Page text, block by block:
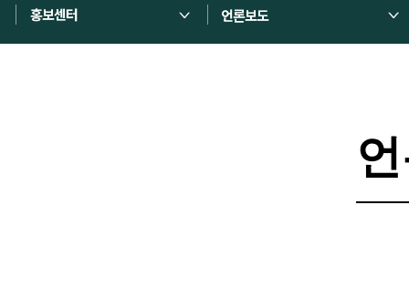
홍보센터 언론보도